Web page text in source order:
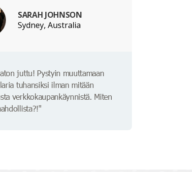
SARAH JOHNSON
Sydney, Australia
juttu! Pystyin muuttamaan
tuhansiksi ilman mitään
verkkokaupankäynnistä. Miten